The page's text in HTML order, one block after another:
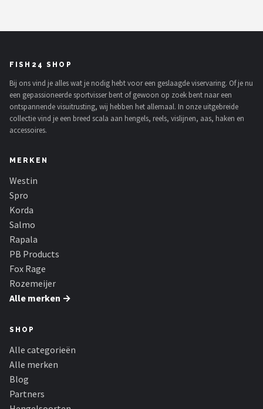
FISH24 SHOP
Bij ons vind je alles wat je nodig hebt voor een geslaagde viservaring. Of je nu
een gepassioneerde sportvisser bent of gewoon op zoek bent naar een
ontspannende visuitrusting, wij hebben het allemaal. In onze uitgebreide
collectie vind je een breed scala aan hengels, reels, vislijnen, aas, haken en
accessoires.
MERKEN
Westin
Spro
Korda
Salmo
Rapala
PB Products
Fox Rage
Rozemeijer
Alle merken →
SHOP
Alle categorieën
Alle merken
Blog
Partners